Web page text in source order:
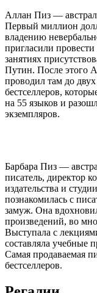
Аллан Пиз —
Первый миллион
владению
пригласили
занятиях
Путин. После этого
проводил там до
бестселлеров,
на 55 языков и
экземпляров.
Барбара Пиз —
писатель, директор
издательства и
познакомилась с
замуж. Она
произведений, во
Выступала с
составляла учебные
Самая продаваемая
бестселлеров.